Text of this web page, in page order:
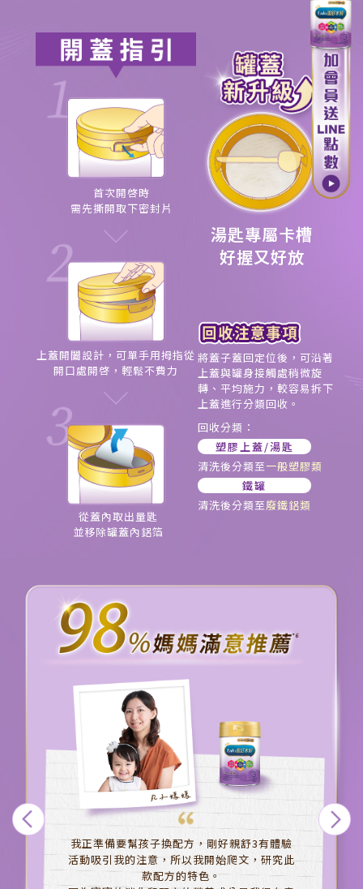
首次開啓時
需先撕開取下密封片
上蓋開闔設計，可單手用拇指從
開口處開啓，輕鬆不費力
從蓋內取出量匙
並移除罐蓋內鋁箔
湯匙專屬卡槽
好握又好放
將蓋子蓋回定位後，可沿著
上蓋與罐身接觸處稍微旋
轉、平均施力，較容易拆下
上蓋進行分類回收。
回收分類：
塑膠上蓋/湯匙
清洗後分類至一般塑膠類
鐵罐
清洗後分類至廢鐵鋁類
我正準備要幫孩子換配方，剛好親舒3有體驗
活動吸引我的注意，所以我開始爬文，研究此
款配方的特色。